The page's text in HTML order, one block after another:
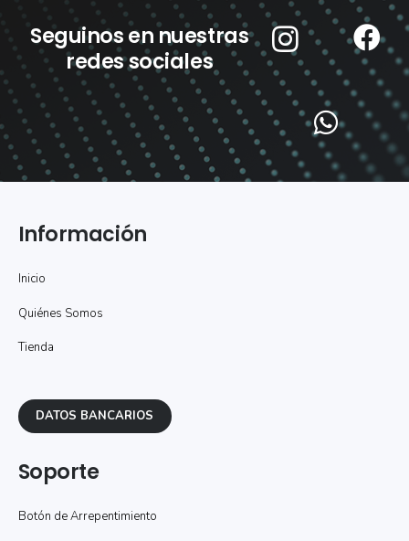
Seguinos en nuestras
redes sociales
Información
Inicio
Quiénes Somos
Tienda
DATOS BANCARIOS
Soporte
Botón de Arrepentimiento